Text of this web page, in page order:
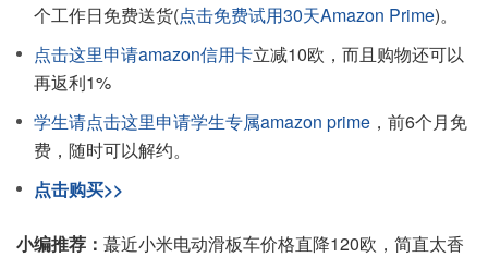
个工作日免费送货(点击免费试用30天Amazon Prime)。
点击这里申请amazon信用卡立减10欧，而且购物还可以
再返利1%
学生请点击这里申请学生专属amazon prime ，前6个月免
费，随时可以解约。
点击购买>>
小编推荐： 蕞近小米电动滑板车价格直降120欧，简直太香